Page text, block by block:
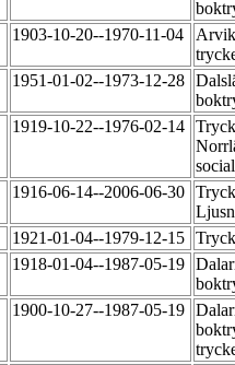
1903-10-20--1970-11-04
1951-01-02--1973-12-28
1919-10-22--1976-02-14
1916-06-14--2006-06-30
1921-01-04--1979-12-15
1918-01-04--1987-05-19
1900-10-27--1987-05-19